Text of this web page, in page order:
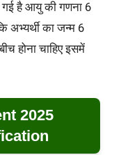
है आयु की गणना 6
अभ्यर्थी का जन्म 6
होना चाहिए इसमें
2025